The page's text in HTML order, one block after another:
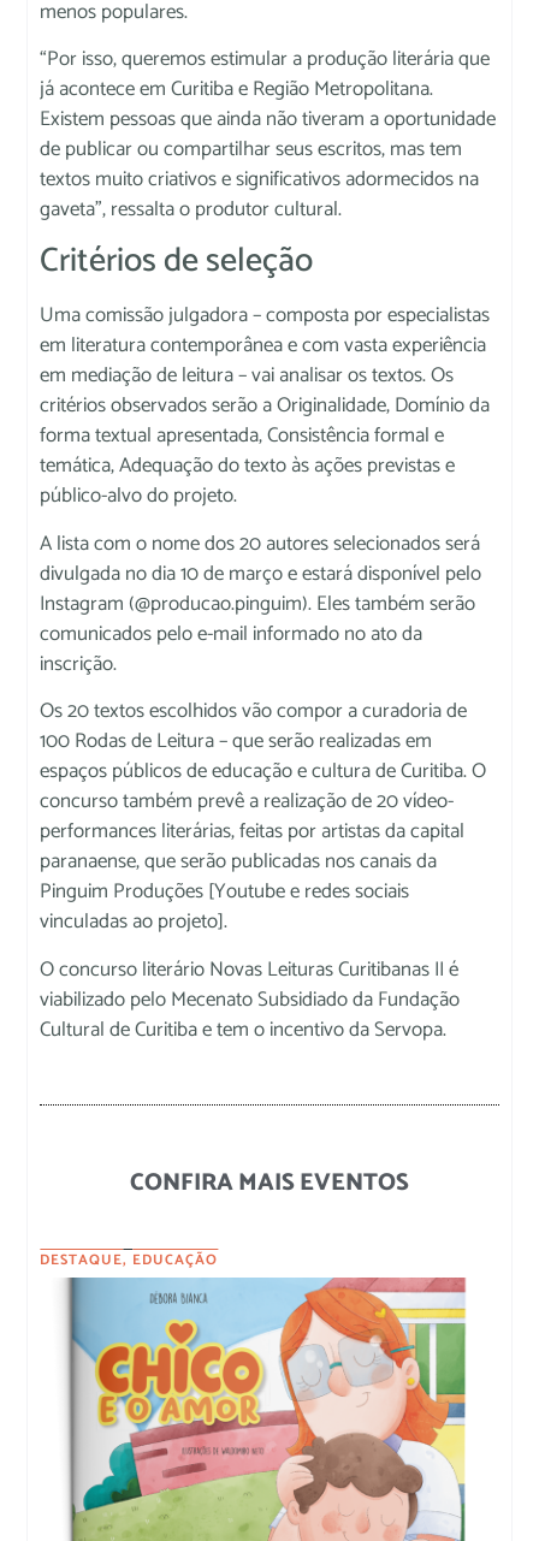
menos populares.
“Por isso, queremos estimular a produção literária que
já acontece em Curitiba e Região Metropolitana.
Existem pessoas que ainda não tiveram a oportunidade
de publicar ou compartilhar seus escritos, mas tem
textos muito criativos e significativos adormecidos na
gaveta”, ressalta o produtor cultural.
Critérios de seleção
Uma comissão julgadora – composta por especialistas
em literatura contemporânea e com vasta experiência
em mediação de leitura – vai analisar os textos. Os
critérios observados serão a Originalidade, Domínio da
forma textual apresentada, Consistência formal e
temática, Adequação do texto às ações previstas e
público-alvo do projeto.
A lista com o nome dos 20 autores selecionados será
divulgada no dia 10 de março e estará disponível pelo
Instagram (@producao.pinguim). Eles também serão
comunicados pelo e-mail informado no ato da
inscrição.
Os 20 textos escolhidos vão compor a curadoria de
100 Rodas de Leitura – que serão realizadas em
espaços públicos de educação e cultura de Curitiba. O
concurso também prevê a realização de 20 vídeo-
performances literárias, feitas por artistas da capital
paranaense, que serão publicadas nos canais da
Pinguim Produções [Youtube e redes sociais
vinculadas ao projeto].
O concurso literário Novas Leituras Curitibanas II é
viabilizado pelo Mecenato Subsidiado da Fundação
Cultural de Curitiba e tem o incentivo da Servopa.
CONFIRA MAIS EVENTOS
DESTAQUE, EDUCAÇÃO